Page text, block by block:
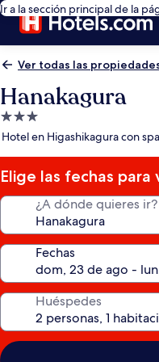
Ir a la sección principal de la
Ver todas las
Hanakagura
Propiedad
de
estrellas
Hotel en Higashikagura con
Elige las fechas para
¿A dónde quieres ir?
Fechas
Huéspedes